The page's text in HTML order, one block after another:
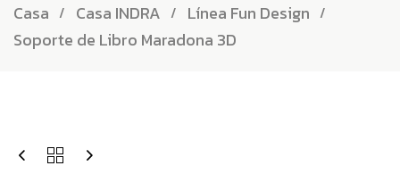
Casa Casa INDRA
Línea Fun Design
Soporte de Libro Maradona 3D